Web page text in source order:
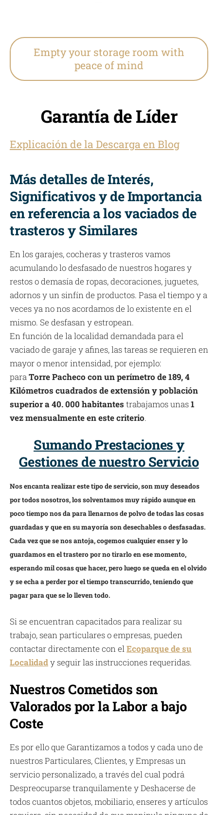
Empty your storage room with
peace of mind
Garantía de Líder
Explicación de la Descarga en Blog
Más detalles de Interés,
Significativos y de Importancia
en referencia a los vaciados de
trasteros y Similares
En los garajes, cocheras y trasteros vamos
acumulando lo desfasado de nuestros hogares y
restos o demasía de ropas, decoraciones, juguetes,
adornos y un sinfín de productos. Pasa el tiempo y a
veces ya no nos acordamos de lo existente en el
mismo. Se desfasan y estropean.
En función de la localidad demandada para el
vaciado de garaje y afines, las tareas se requieren en
mayor o menor intensidad, por ejemplo:
paraTorre Pacheco con un perímetro de 189, 4
Kilómetros cuadrados de extensión y población
superior a 40. 000 habitantes trabajamos unas1
vez mensualmente en este criterio.
Sumando Prestaciones y
Gestiones de nuestro Servicio
Nos encanta realizar este tipo de servicio, son muy deseados
por todos nosotros, los solventamos muy rápido aunque en
poco tiempo nos da para llenarnos de polvo de todas las cosas
guardadas y que en su mayoría son desechables o desfasadas.
Cada vez que se nos antoja, cogemos cualquier enser y lo
guardamos en el trastero por no tirarlo en ese momento,
esperando mil cosas que hacer, pero luego se queda en el olvido
y se echa a perder por el tiempo transcurrido, teniendo que
pagar para que se lo lleven todo.
Si se encuentran capacitados para realizar su
trabajo, sean particulares o empresas, pueden
contactar directamente con elEcoparque de su
Localidady seguir las instrucciones requeridas.
Nuestros Cometidos son
Valorados por la Labor a bajo
Coste
Es por ello que Garantizamos a todos y cada uno de
nuestros Particulares, Clientes, y Empresas un
servicio personalizado, a través del cual podrá
Despreocuparse tranquilamente y Deshacerse de
todos cuantos objetos, mobiliario, enseres y artículos